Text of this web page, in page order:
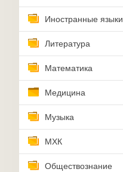
Иностранные языки
Литература
Математика
Медицина
Музыка
МХК
Обществознание